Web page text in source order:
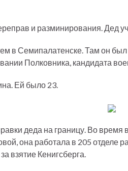
и разминирования. Дед
в Семипалатенске. Там он
Полковника, кандидата
Ей было 23.
деда на границу. Во время
она работала в 205
взятие Кенигсберга.